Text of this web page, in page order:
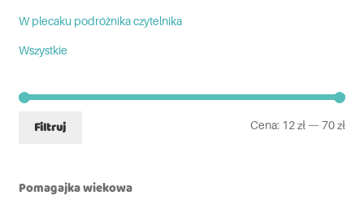
W plecaku podróżnika czytelnika
Wszystkie
Filtruj Cena: 12 zł —70 zł
Pomagajka wiekowa